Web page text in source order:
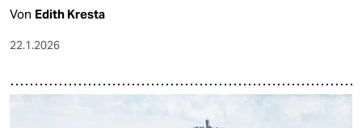
Von Edith Kresta
22.1.2026